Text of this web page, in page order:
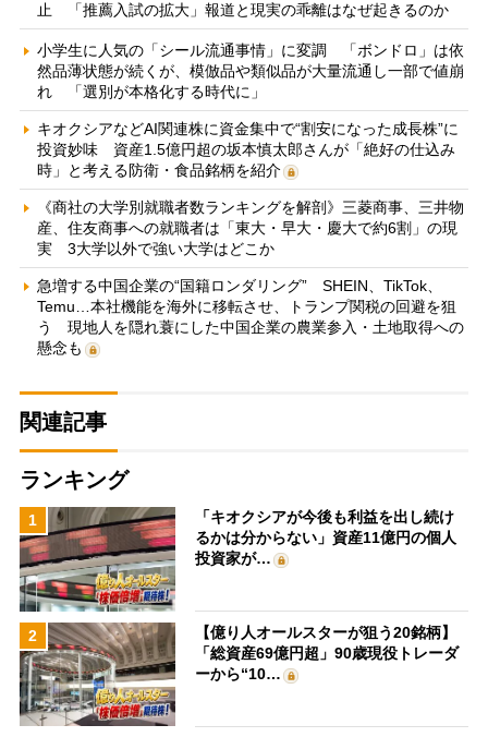
止 「推薦入試の拡大」報道と現実の乖離はなぜ起きるのか
小学生に人気の「シール流通事情」に変調 「ボンドロ」は依
然品薄状態が続くが、模倣品や類似品が大量流通し一部で値崩
れ 「選別が本格化する時代に」
キオクシアなどAI関連株に資金集中で“割安になった成長株”に
投資妙味 資産1.5億円超の坂本慎太郎さんが「絶好の仕込み
時」と考える防衛・食品銘柄を紹介
《商社の大学別就職者数ランキングを解剖》三菱商事、三井物
産、住友商事への就職者は「東大・早大・慶大で約6割」の現
実 3大学以外で強い大学はどこか
急増する中国企業の“国籍ロンダリング” SHEIN、TikTok、
Temu…本社機能を海外に移転させ、トランプ関税の回避を狙
う 現地人を隠れ蓑にした中国企業の農業参入・土地取得への
懸念も
関連記事
ランキング
1
「キオクシアが今後も利益を出し続け
るかは分からない」資産11億円の個人
投資家が…
2
【億り人オールスターが狙う20銘柄】
「総資産69億円超」90歳現役トレーダ
ーから“10…